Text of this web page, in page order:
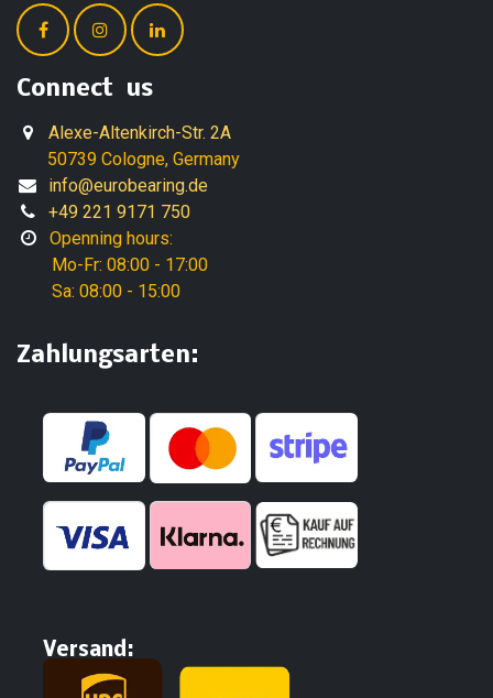
Connect us
Alexe-Altenkirch-Str. 2A
50739 Cologne, Germany
info@eurobearing.de
+49 221 9171 750
Openning hours:
Mo-Fr: 08:00 - 17:00
Sa: 08:00 - 15:00
Zahlungsarten:
Versand: